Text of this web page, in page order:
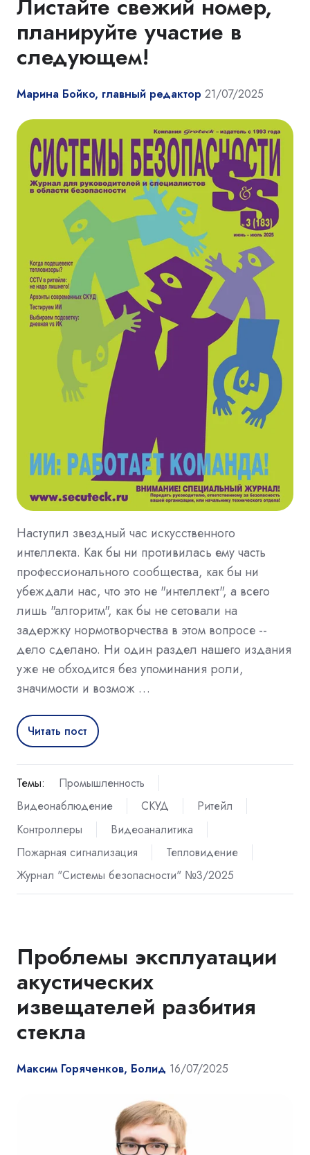
Листайте свежий номер,
планируйте участие в
следующем!
Марина Бойко, главный редактор 21/07/2025
Наступил звездный час искусственного
интеллекта. Как бы ни противилась ему часть
профессионального сообщества, как бы ни
убеждали нас, что это не "интеллект", а всего
лишь "алгоритм", как бы не сетовали на
задержку нормотворчества в этом вопросе --
дело сделано. Ни один раздел нашего издания
уже не обходится без упоминания роли,
значимости и возмож …
Читать пост
Темы:
Промышленность
Видеонаблюдение
СКУД
Ритейл
Контроллеры
Видеоаналитика
Пожарная сигнализация
Тепловидение
Журнал "Системы безопасности" №3/2025
Проблемы эксплуатации
акустических
извещателей разбития
стекла
Максим Горяченков, Болид 16/07/2025